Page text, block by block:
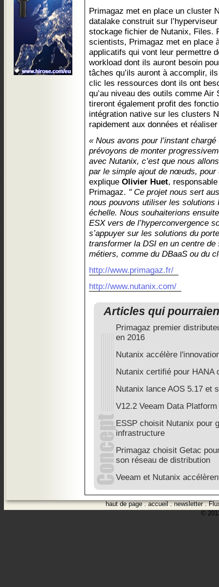
Primagaz met en place un cluster
datalake construit sur
stockage fichier de Nutanix, Files.
scientists, Primagaz met en place
applicatifs qui vont leur permettre
workload dont ils auront besoin
tâches qu’ils auront à accomplir,
clic les ressources dont ils ont
qu’au niveau des outils comme
tireront également profit des
intégration native sur les clusters
rapidement aux données et
« Nous avons pour l’instant
prévoyons de monter
avec Nutanix, c’est que nous
par le simple ajout de nœuds, pour
explique Olivier Huet,
Primagaz. " Ce projet nous sert
nous pouvons utiliser les solutions
échelle. Nous souhaiterions
ESX vers de l’hyperconvergence
s’appuyer sur les solutions du
transformer la DSI en un centre
métiers, comme du DBaaS ou du
http://www.primagaz.fr/
http://www.nutanix.com/
Articles qui
Primagaz premier
en 2016
Nutanix accélère
Nutanix certifié pour HANA
Nutanix lance AOS 5.17 et
V12.2 Veeam Data Platform
ESSP choisit Nutanix pour
infrastructure
Primagaz choisit Getac
son réseau de distribution
Veeam et Nutanix
haut de page.accueil.newsletter.
©